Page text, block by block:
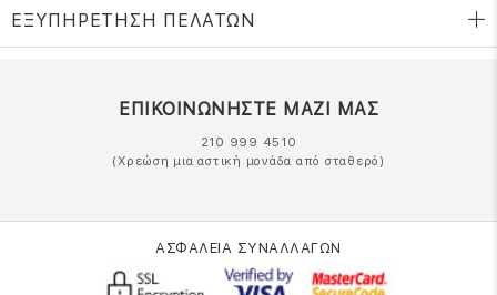
ΕΞΥΠΗΡΕΤΗΣΗ ΠΕΛΑΤΩΝ
ΕΠΙΚΟΙΝΩΝΗΣΤΕ ΜΑΖΙ ΜΑΣ
210 999 4510
(Χρεώση μια αστική μονάδα από σταθερό)
ΑΣΦΑΛΕΙΑ ΣΥΝΑΛΛΑΓΩΝ